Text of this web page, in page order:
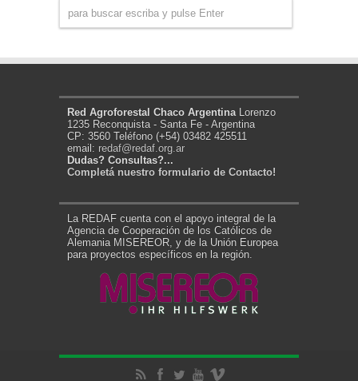
Red Agroforestal Chaco Argentina Lorenzo
1235 Reconquista - Santa Fe - Argentina
CP: 3560 Teléfono (+54) 03482 425511
email: redaf@redaf.org.ar
Dudas? Consultas?...
Completá nuestro formulario de Contacto!
La REDAF cuenta con el apoyo integral de la
Agencia de Cooperación de los Católicos de
Alemania MISEREOR, y de la Unión Europea
para proyectos específicos en la región.